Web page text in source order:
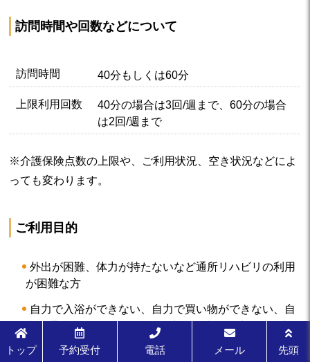
訪問時間や回数などについて
訪問時間 40分もしくは60分
上限利用回数
40分の場合は3回/週まで、60分の場合
は2回/週まで
※介護保険点数の上限や、ご利用状況、空き状況などによ
っても変わります。
ご利用目的
外出が困難、体力が持たないなど通所リハビリの利用
が困難な方
自力で入浴ができない、自力で買い物ができない、自
力で通院ができないなど、自宅内外生活環境での自立
を目的とした動作訓練、環境調整
トップ 予約受付 電話 メール 先頭